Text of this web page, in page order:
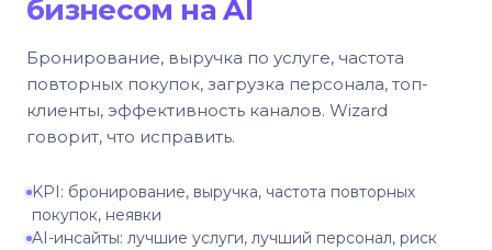
бизнесом на AI
Бронирование, выручка по услуге, частота
повторных покупок, загрузка персонала, топ-
клиенты, эффективность каналов. Wizard
говорит, что исправить.
KPI: бронирование, выручка, частота повторных
покупок, неявки
AI-инсайты: лучшие услуги, лучший персонал, риск